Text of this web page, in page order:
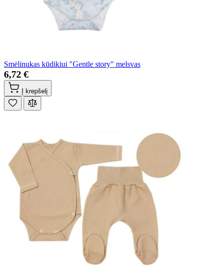
Smėlinukas kūdikiui "Gentle story" melsvas
6,72 €
Į krepšelį